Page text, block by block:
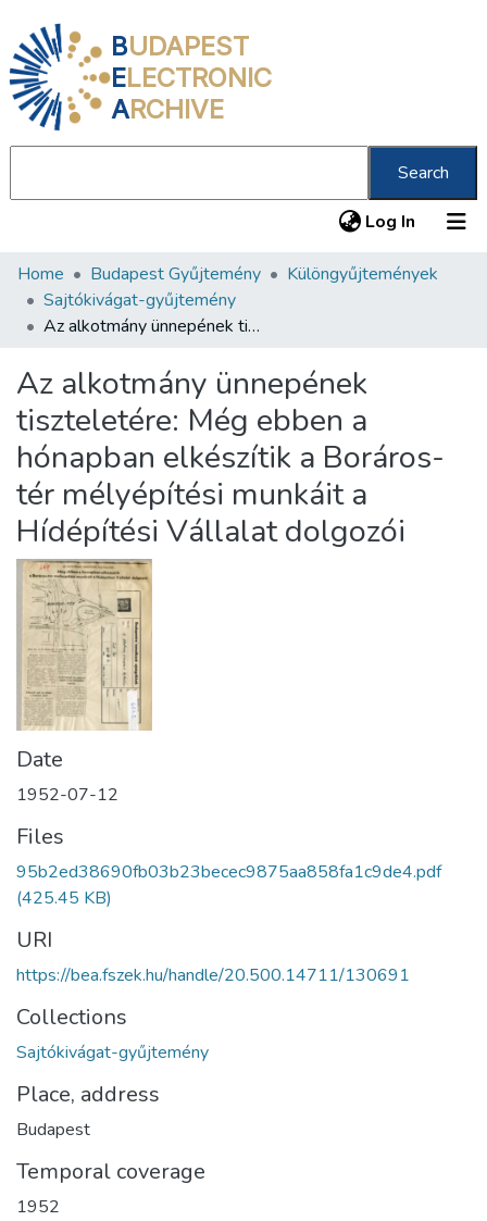
BUDAPEST
ELECTRONIC
ARCHIVE
Search
Log In (current)
Communities & Collections
All of DSpace
About us
Home Budapest Gyűjtemény
Különgyűjtemények
Sajtókivágat-gyűjtemény
Az alkotmány ünnepének tiszteletére: Még ebben a hónapban elkészítik a Boráros-tér mélyépítési munkáit a Hídépítési Vállalat dolgozói
Az alkotmány ünnepének
tiszteletére: Még ebben a
hónapban elkészítik a Boráros-
tér mélyépítési munkáit a
Hídépítési Vállalat dolgozói
Date
1952-07-12
Files
95b2ed38690fb03b23becec9875aa858fa1c9de4.pdf
(425.45 KB)
URI
https://bea.fszek.hu/handle/20.500.14711/130691
Collections
Sajtókivágat-gyűjtemény
Place, address
Budapest
Temporal coverage
1952